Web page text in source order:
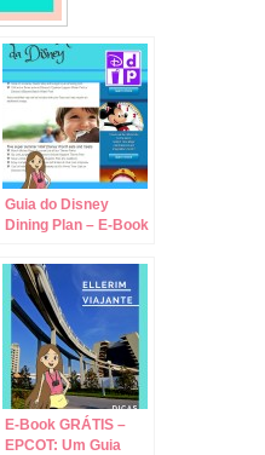
Guia do Disney
Dining Plan – E-Book
E-Book GRÁTIS –
EPCOT: Um Guia